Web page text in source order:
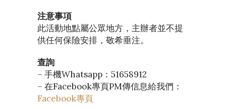
注意事項
此活動地點屬公眾地方，主辦者並不提
供任何保險安排，敬希垂注。
查詢
– 手機Whatsapp：51658912
– 在Facebook專頁PM傳信息給我們：
Facebook專頁